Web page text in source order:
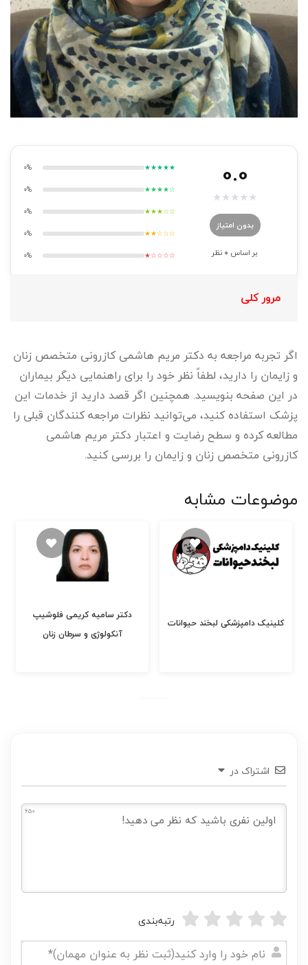
0.0
★
★
★
★
★
بدون امتیاز
بر اساس 0 نظر
★★★★★
0%
★★★★☆
0%
★★★☆☆
0%
★★☆☆☆
0%
★☆☆☆☆
0%
مرور کلی
اگر تجربه مراجعه به دکتر مریم هاشمی کازرونی متخصص زنان
و زایمان را دارید، لطفاً نظر خود را برای راهنمایی دیگر بیماران
در این صفحه بنویسید. همچنین اگر قصد دارید از خدمات این
پزشک استفاده کنید، می‌توانید نظرات مراجعه کنندگان قبلی را
مطالعه کرده و سطح رضایت و اعتبار دکتر مریم هاشمی
کازرونی متخصص زنان و زایمان را بررسی کنید.
موضوعات مشابه
دکتر سامیه کریمی فلوشیپ
آنکولوژی و سرطان زنان
کلینیک دامپزشکی لبخند حیوانات
اشتراک در
650
رتبه‌بندی